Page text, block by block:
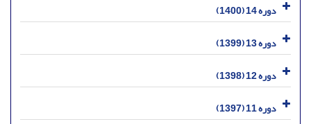
دوره 14 (1400)
دوره 13 (1399)
دوره 12 (1398)
دوره 11 (1397)